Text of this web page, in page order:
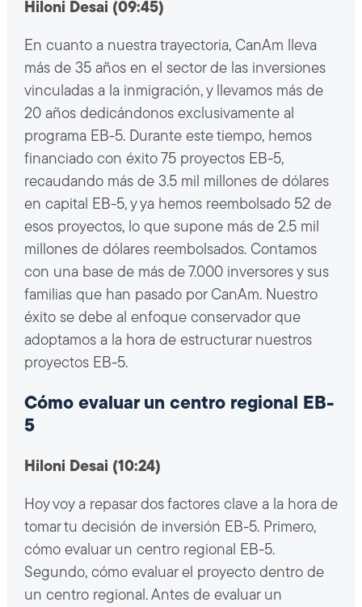
Hiloni Desai (09:45)
En cuanto a nuestra trayectoria, CanAm lleva
más de 35 años en el sector de las inversiones
vinculadas a la inmigración, y llevamos más de
20 años dedicándonos exclusivamente al
programa EB-5. Durante este tiempo, hemos
financiado con éxito 75 proyectos EB-5,
recaudando más de 3.5 mil millones de dólares
en capital EB-5, y ya hemos reembolsado 52 de
esos proyectos, lo que supone más de 2.5 mil
millones de dólares reembolsados. Contamos
con una base de más de 7.000 inversores y sus
familias que han pasado por CanAm. Nuestro
éxito se debe al enfoque conservador que
adoptamos a la hora de estructurar nuestros
proyectos EB-5.
Cómo evaluar un centro regional EB-
5
Hiloni Desai (10:24)
Hoy voy a repasar dos factores clave a la hora de
tomar tu decisión de inversión EB-5. Primero,
cómo evaluar un centro regional EB-5.
Segundo, cómo evaluar el proyecto dentro de
un centro regional. Antes de evaluar un